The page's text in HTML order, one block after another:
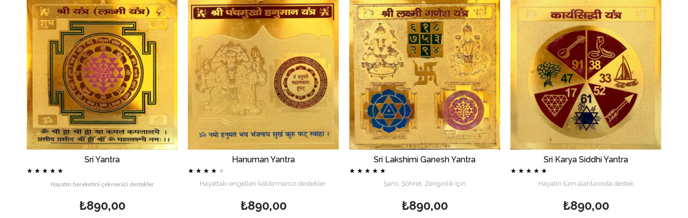
Sri Yantra
★ ★ ★ ★ ★
Hayatın bereketini çekmenizi destekler
₺890,00
Hanuman Yantra
★ ★ ★ ★ ★
Hayattaki engelleri kaldırmanızı destekler
₺890,00
Sri Lakshimi Ganesh Yantra
★ ★ ★ ★ ★
Şans, Şöhret, Zenginlik için
₺890,00
Sri Karya Siddhi Yantra
★ ★ ★ ★ ★
Hayatın tüm alanlarında destek
₺890,00